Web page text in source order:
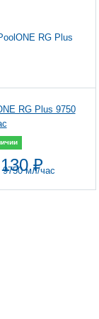
RG Plus 9750
₽